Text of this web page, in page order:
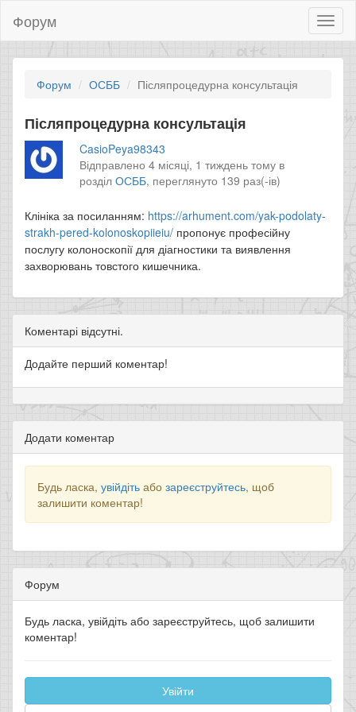
Форум
Форум ОСББ Післяпроцедурна консультація
Післяпроцедурна консультація
CasioPeya98343
Відправлено 4 місяці, 1 тиждень тому в
розділОСББ, переглянуто 139 раз(-ів)
Клініка за посиланням: https://arhument.com/yak-podolaty-
strakh-pered-kolonoskopiieiu/ пропонує професійну
послугу колоноскопії для діагностики та виявлення
захворювань товстого кишечника.
Коментарі відсутні.
Додайте перший коментар!
Додати коментар
Будь ласка, увійдіть або зареєструйтесь, щоб
залишити коментар!
Форум
Будь ласка, увійдіть або зареєструйтесь, щоб залишити
коментар!
Увійти